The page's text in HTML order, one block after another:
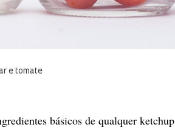
e tomate
básicos de qualquer ketchup